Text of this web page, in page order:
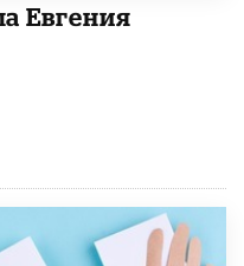
Евгения